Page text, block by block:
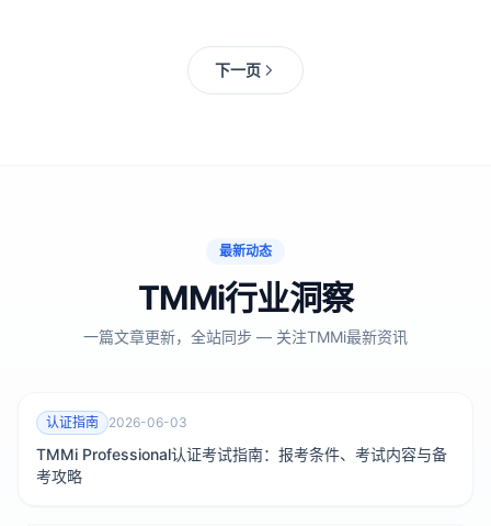
下一页
最新动态
TMMi行业洞察
一篇文章更新，全站同步 — 关注TMMi最新资讯
认证指南 2026-06-03
TMMi Professional认证考试指南：报考条件、考试内容与备
考攻略